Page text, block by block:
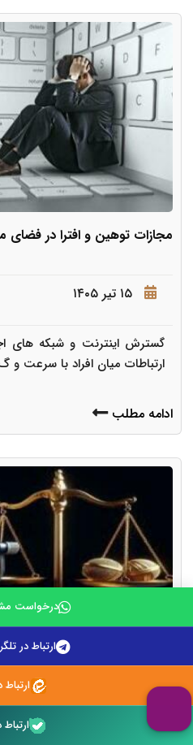
مجازات توهین و افترا در
۱۵ تیر ۱۴۰۵
گسترش اینترنت و شبکه های
ارتباطات میان افراد با سرعت و
ادامه مطلب
آیا ضبط صدای دیگران بدون
درخواست
ارتباط در
ارتباط
ارتباط